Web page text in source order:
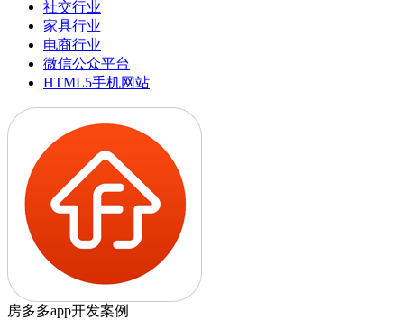
社交行业
家具行业
电商行业
微信公众平台
HTML5手机网站
房多多app开发案例